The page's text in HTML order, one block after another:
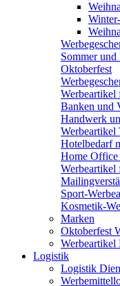
Sommer
Oktoberfest
Werbeartikel
Banken und
Handwerk
Werbeartikel
Hotelbedarf
Home Office
Werbeartikel
Sport-
Kosmetik-
Marken
Oktoberfest
Werbeartikel
Logistik
Logistik